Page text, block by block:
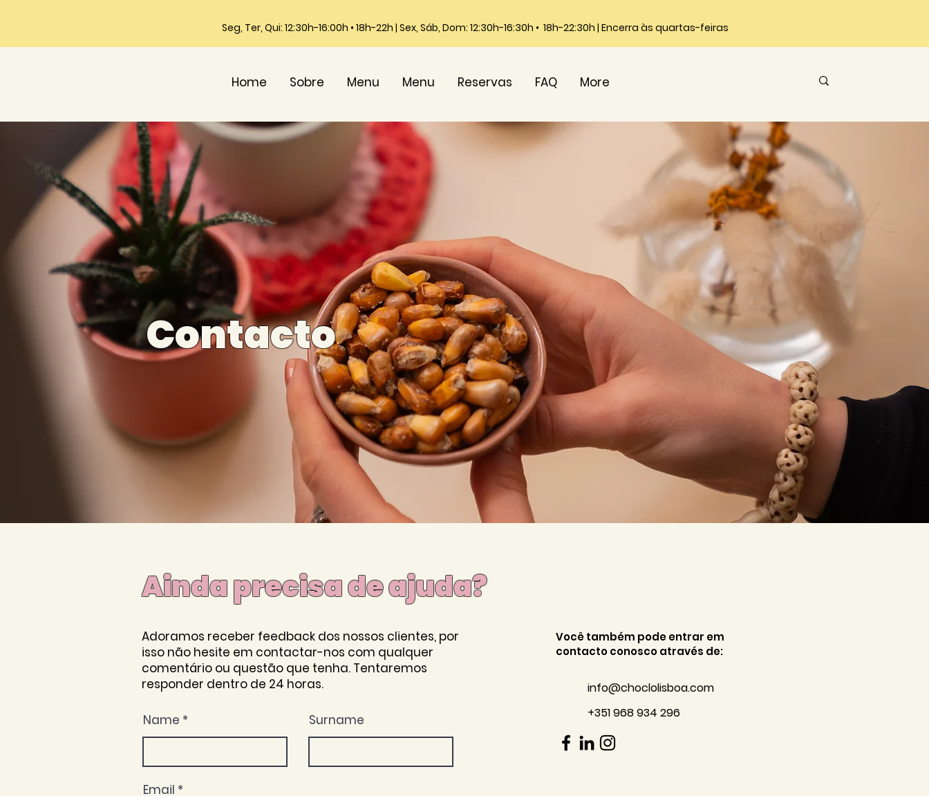
Seg, Ter, Qui: 12:30h-16:00h • 18h-22h | Sex, Sáb, Dom: 12:30h-16:30h • 18h-22:30h | Encerra às quartas-feiras
Home Sobre Menu Menu Reservas FAQ More
Contacto
Ainda precisa de ajuda?
Adoramos receber feedback dos nossos clientes, por
isso não hesite em contactar-nos com qualquer
comentário ou questão que tenha. Tentaremos
responder dentro de 24 horas.
Name Surname
Email
Você também pode entrar em
contacto conosco através de:
info@choclolisboa.com
+351 968 934 296